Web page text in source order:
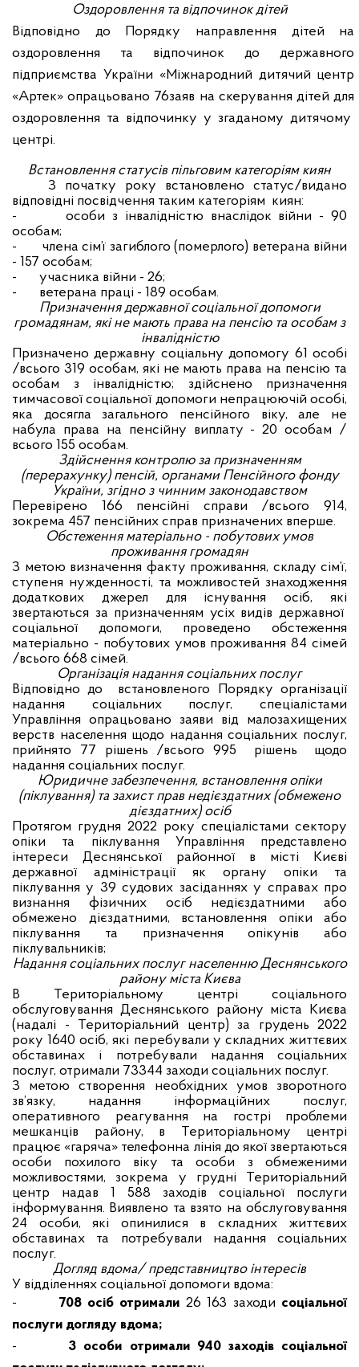
Оздоровлення та відпочинок дітей
Відповідно до Порядку направлення дітей на
оздоровлення та відпочинок до державного
підприємства України «Міжнародний дитячий центр
«Артек» опрацьовано 76заяв на скерування дітей для
оздоровлення та відпочинку у згаданому дитячому
центрі.
Встановлення статусів пільговим категоріям киян
З початку року встановлено статус/видано
відповідні посвідчення таким категоріям киян:
-
особи з інвалідністю внаслідок війни - 90
особам;
-
члена сім’ї загиблого (померлого) ветерана війни
- 157 особам;
-
учасника війни - 26;
-
ветерана праці - 189 особам.
Призначення державної соціальної допомоги
громадянам, які не мають права на пенсію та особам з
інвалідністю
Призначено державну соціальну допомогу 61 особі
/всього 319 особам, які не мають права на пенсію та
особам з інвалідністю; здійснено призначення
тимчасової соціальної допомоги непрацюючій особі,
яка досягла загального пенсійного віку, але не
набула права на пенсійну виплату - 20 особам /
всього 155 особам.
Здійснення контролю за призначенням
(перерахунку) пенсій, органами Пенсійного фонду
України, згідно з чинним законодавством
Перевірено 166 пенсійні справи /всього 914,
зокрема 457 пенсійних справ призначених вперше.
Обстеження матеріально - побутових умов
проживання громадян
З метою визначення факту проживання, складу сім’ї,
ступеня нужденності, та можливостей знаходження
додаткових джерел для існування осіб, які
звертаються за призначенням усіх видів державної
соціальної допомоги, проведено обстеження
матеріально - побутових умов проживання 84 сімей
/всього 668 сімей.
Організація надання соціальних послуг
Відповідно до встановленого Порядку організації
надання соціальних послуг, спеціалістами
Управління опрацьовано заяви від малозахищених
верств населення щодо надання соціальних послуг,
прийнято 77 рішень /всього 995 рішень щодо
надання соціальних послуг.
Юридичне забезпечення, встановлення опіки
(піклування) та захист прав недієздатних (обмежено
дієздатних) осіб
Протягом грудня 2022 року спеціалістами сектору
опіки та піклування Управління представлено
інтереси Деснянської районної в місті Києві
державної адміністрації як органу опіки та
піклування у 39 судових засіданнях у справах про
визнання фізичних осіб недієздатними або
обмежено дієздатними, встановлення опіки або
піклування та призначення опікунів або
піклувальників;
Надання соціальних послуг населенню Деснянського
району міста Києва
В Територіальному центрі соціального
обслуговування Деснянського району міста Києва
(надалі - Територіальний центр) за грудень 2022
року 1640 осіб, які перебували у складних життєвих
обставинах і потребували надання соціальних
послуг, отримали 73344 заходи соціальних послуг.
З метою створення необхідних умов зворотного
зв’язку, надання інформаційних послуг,
оперативного реагування на гострі проблеми
мешканців району, в Територіальному центрі
працює«гаряча» телефонна лінія до якоїзвертаються
особи похилого віку та особи з обмеженими
можливостями, зокрема у грудні Територіальний
центр надав 1 588 заходів соціальної послуги
інформування. Виявлено та взято на обслуговування
24 особи, які опинилися в складних життєвих
обставинах та потребували надання соціальних
послуг.
Догляд вдома/ представництво інтересів
У відділеннях соціальної допомоги вдома:
-
708 осіб отримали 26 163 заходи соціальної
послуги догляду вдома;
-
3 особи отримали 940 заходів соціальної